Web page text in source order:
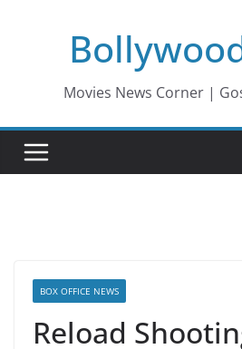
Movies News Corner |
BOX OFFICE NEWS
Reload